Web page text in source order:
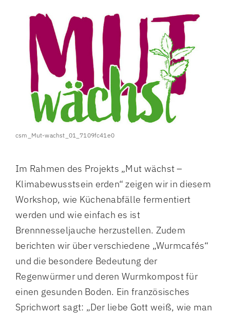
csm_Mut-wachst_01_7109fc41e0
Im Rahmen des Projekts „Mut wächst –
Klimabewusstsein erden“ zeigen wir in diesem
Workshop, wie Küchenabfälle fermentiert
werden und wie einfach es ist
Brennnesseljauche herzustellen. Zudem
berichten wir über verschiedene „Wurmcafés“
und die besondere Bedeutung der
Regenwürmer und deren Wurmkompost für
einen gesunden Boden. Ein französisches
Sprichwort sagt: „Der liebe Gott weiß, wie man